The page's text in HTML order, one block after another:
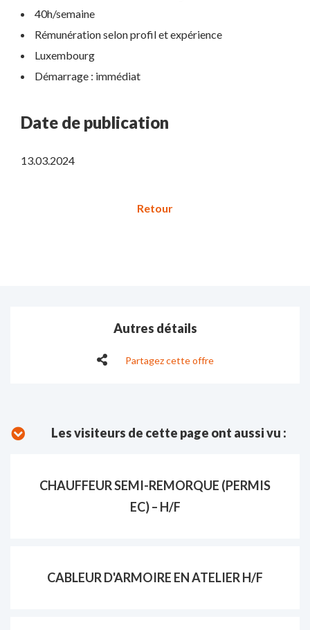
40h/semaine
Rémunération selon profil et expérience
Luxembourg
Démarrage : immédiat
Date de publication
13.03.2024
Autres détails
Partagez cette offre
Les visiteurs de cette page ont aussi vu :
CHAUFFEUR SEMI-REMORQUE (PERMIS
EC) – H/F
CABLEUR D'ARMOIRE EN ATELIER H/F